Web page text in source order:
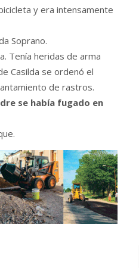
y era intensamente
Soprano.
Tenía heridas de arma
Casilda se ordenó el
de rastros.
se había fugado en